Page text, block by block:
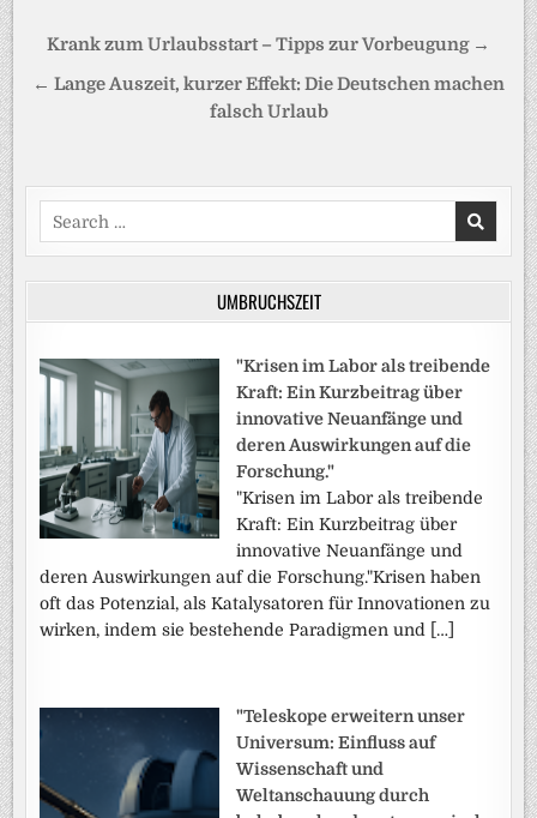
Beitragsnavigation
Krank zum Urlaubsstart – Tipps zur Vorbeugung →
← Lange Auszeit, kurzer Effekt: Die Deutschen machen
falsch Urlaub
Search
for:
UMBRUCHSZEIT
"Krisen im Labor als treibende
Kraft: Ein Kurzbeitrag über
innovative Neuanfänge und
deren Auswirkungen auf die
Forschung."
"Krisen im Labor als treibende
Kraft: Ein Kurzbeitrag über
innovative Neuanfänge und
deren Auswirkungen auf die Forschung."Krisen haben
oft das Potenzial, als Katalysatoren für Innovationen zu
wirken, indem sie bestehende Paradigmen und […]
"Teleskope erweitern unser
Universum: Einfluss auf
Wissenschaft und
Weltanschauung durch